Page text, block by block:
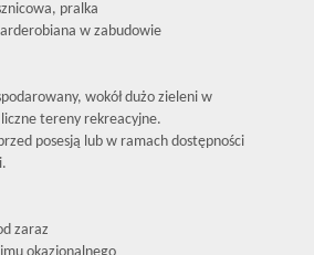
pralka
w zabudowie
wokół dużo zieleni w
tereny rekreacyjne.
posesją lub w ramach dostępności
zaraz